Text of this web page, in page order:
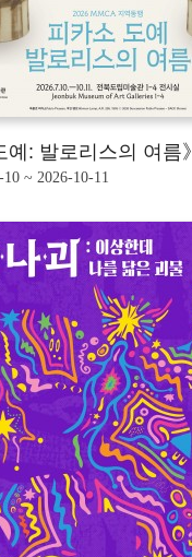
예: 발로리스의 여름》
~ 2026-10-11